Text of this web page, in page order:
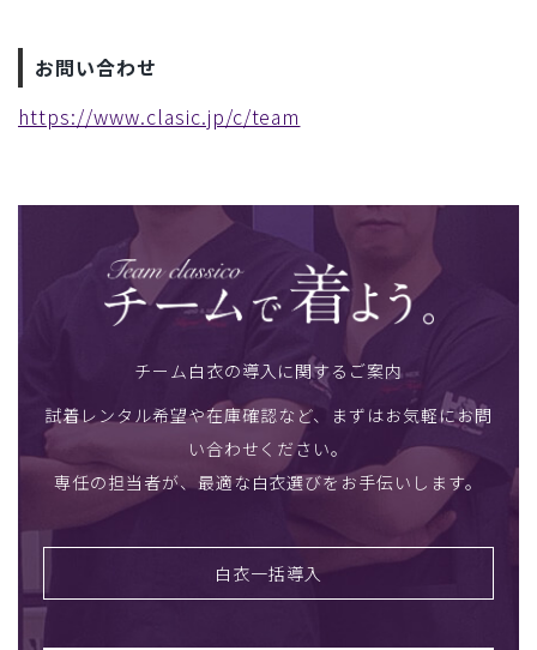
お問い合わせ
https://www.clasic.jp/c/team
チーム白衣の導入に関するご案内
試着レンタル希望や在庫確認など、まずはお気軽にお問
い合わせください。
専任の担当者が、最適な白衣選びをお手伝いします。
白衣一括導入